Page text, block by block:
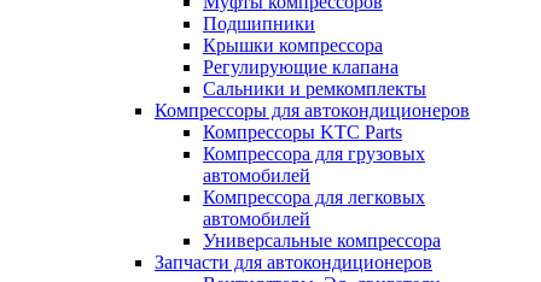
Подшипники
Крышки компрессора
Регулирующие клапана
Сальники и ремкомплекты
Компрессоры для автокондиционеров
Компрессоры KTC Parts
Компрессора для грузовых
автомобилей
Компрессора для легковых
автомобилей
Универсальные компрессора
Запчасти для автокондиционеров